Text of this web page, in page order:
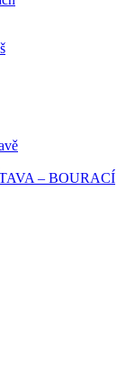
– BOURACÍ